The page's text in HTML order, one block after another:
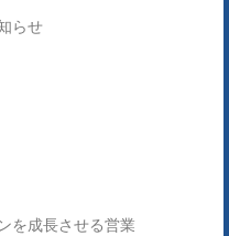
らせ
を成長させる営業